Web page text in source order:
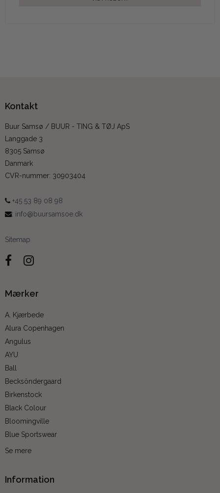
Kontakt
Buur Samsø / BUUR - TING & TØJ ApS
Langgade 3
8305 Samsø
Danmark
CVR-nummer: 30903404
+45 53 89 08 98
: info@buursamsoe.dk
Sitemap
Mærker
A. Kjærbede
Alura Copenhagen
Angulus
AYU
Ball
Becksöndergaard
Birkenstock
Black Colour
Bloomingville
Blue Sportswear
Se mere
Information